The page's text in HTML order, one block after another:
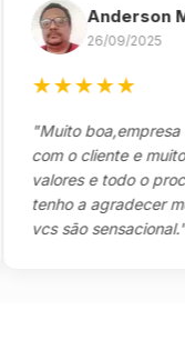
Anderson
26/09/2025
★★★
boa,empresa
o cliente e muito
e todo o
a agradecer
são sensacional."